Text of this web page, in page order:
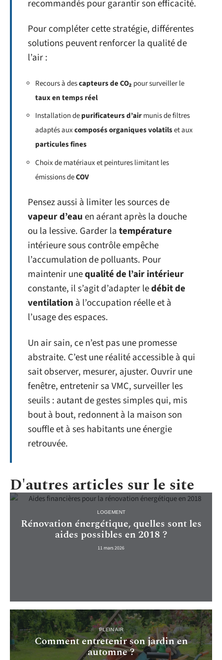
recommandés pour garantir son efficacité.
Pour compléter cette stratégie, différentes
solutions peuvent renforcer la qualité de
l’air :
Recours à descapteurs de CO₂ pour surveiller le
taux en temps réel
Installation depurificateurs d’airmunis de filtres
adaptés auxcomposés organiques volatilset aux
particules fines
Choix de matériaux et peintures limitant les
émissions deCOV
Pensez aussi à limiter les sources de
vapeur d’eauen aérant après la douche
ou la lessive. Garder latempérature
intérieure sous contrôle empêche
l’accumulation de polluants. Pour
maintenir unequalité de l’air intérieur
constante, il s’agit d’adapter ledébit de
ventilation à l’occupation réelle et à
l’usage des espaces.
Un air sain, ce n’est pas une promesse
abstraite. C’est une réalité accessible à qui
sait observer, mesurer, ajuster. Ouvrir une
fenêtre, entretenir sa VMC, surveiller les
seuils : autant de gestes simples qui, mis
bout à bout, redonnent à la maison son
souffle et à ses habitants une énergie
retrouvée.
D'autres articles sur le site
LOGEMENT
Rénovation énergétique, quelles sont les
aides possibles en 2018 ?
11 mars 2026
PLEIN AIR
Comment entretenir son jardin en
automne ?